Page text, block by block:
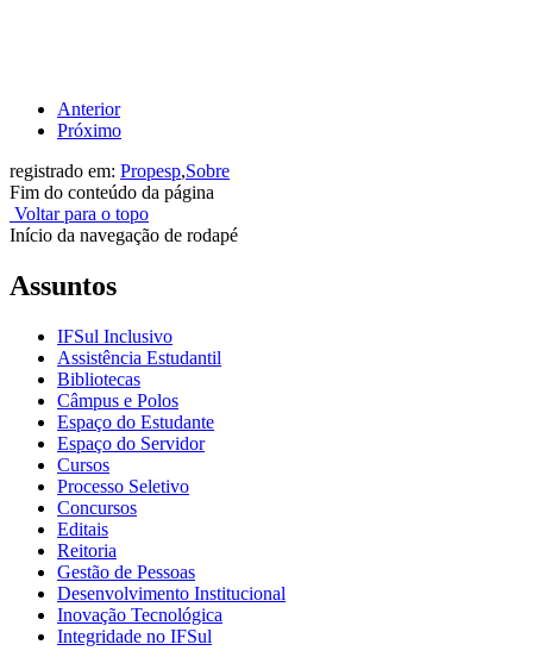
Anterior
Próximo
registrado em: Propesp,Sobre
Fim do conteúdo da página
Voltar para o topo
Início da navegação de rodapé
Assuntos
IFSul Inclusivo
Assistência Estudantil
Bibliotecas
Câmpus e Polos
Espaço do Estudante
Espaço do Servidor
Cursos
Processo Seletivo
Concursos
Editais
Reitoria
Gestão de Pessoas
Desenvolvimento Institucional
Inovação Tecnológica
Integridade no IFSul